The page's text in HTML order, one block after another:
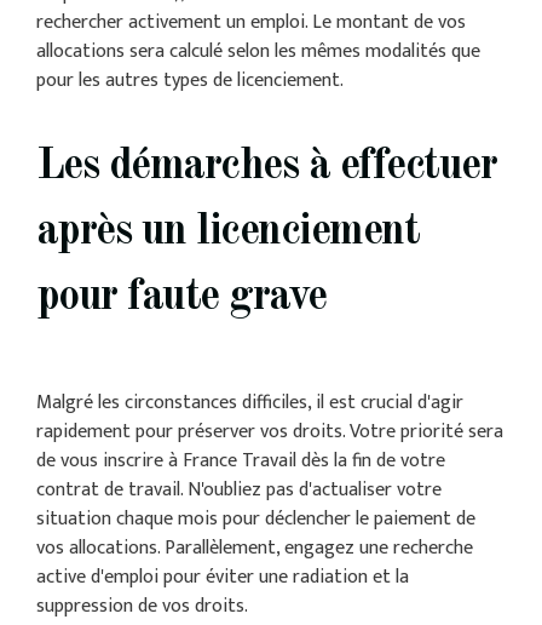
rechercher activement un emploi. Le montant de vos
allocations sera calculé selon les mêmes modalités que
pour les autres types de licenciement.
Les démarches à effectuer
après un licenciement
pour faute grave
Malgré les circonstances difficiles, il est crucial d'agir
rapidement pour préserver vos droits. Votre priorité sera
de vous inscrire à France Travail dès la fin de votre
contrat de travail. N'oubliez pas d'actualiser votre
situation chaque mois pour déclencher le paiement de
vos allocations. Parallèlement, engagez une recherche
active d'emploi pour éviter une radiation et la
suppression de vos droits.